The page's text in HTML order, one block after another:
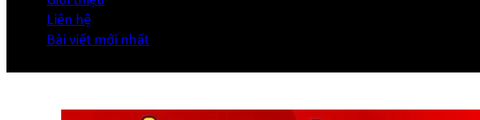
Liên hệ
Bài viết mới nhất